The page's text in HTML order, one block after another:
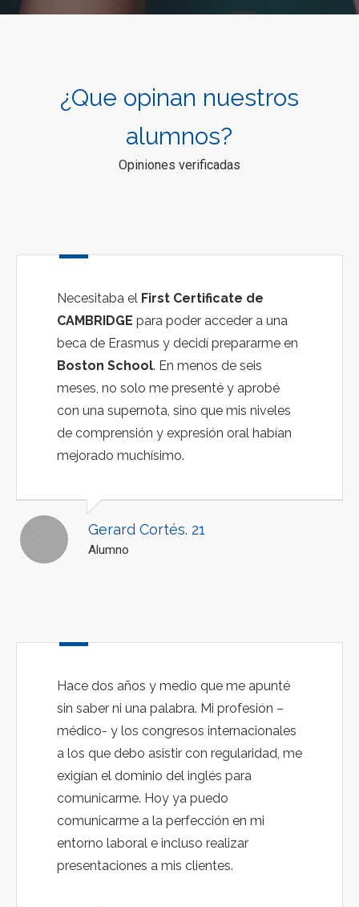
¿Que opinan nuestros
alumnos?
Opiniones verificadas
Necesitaba el First Certificate de
CAMBRIDGE para poder acceder a una
beca de Erasmus y decidí prepararme en
Boston School. En menos de seis
meses, no solo me presenté y aprobé
con una supernota, sino que mis niveles
de comprensión y expresión oral habían
mejorado muchísimo.
Gerard Cortés. 21
Alumno
Hace dos años y medio que me apunté
sin saber ni una palabra. Mi profesión –
médico- y los congresos internacionales
a los que debo asistir con regularidad, me
exigían el dominio del inglés para
comunicarme. Hoy ya puedo
comunicarme a la perfección en mi
entorno laboral e incluso realizar
presentaciones a mis clientes.